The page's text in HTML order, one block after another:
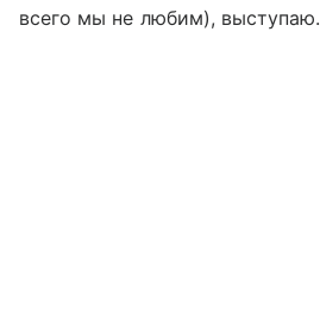
всего мы не любим), выступаю.